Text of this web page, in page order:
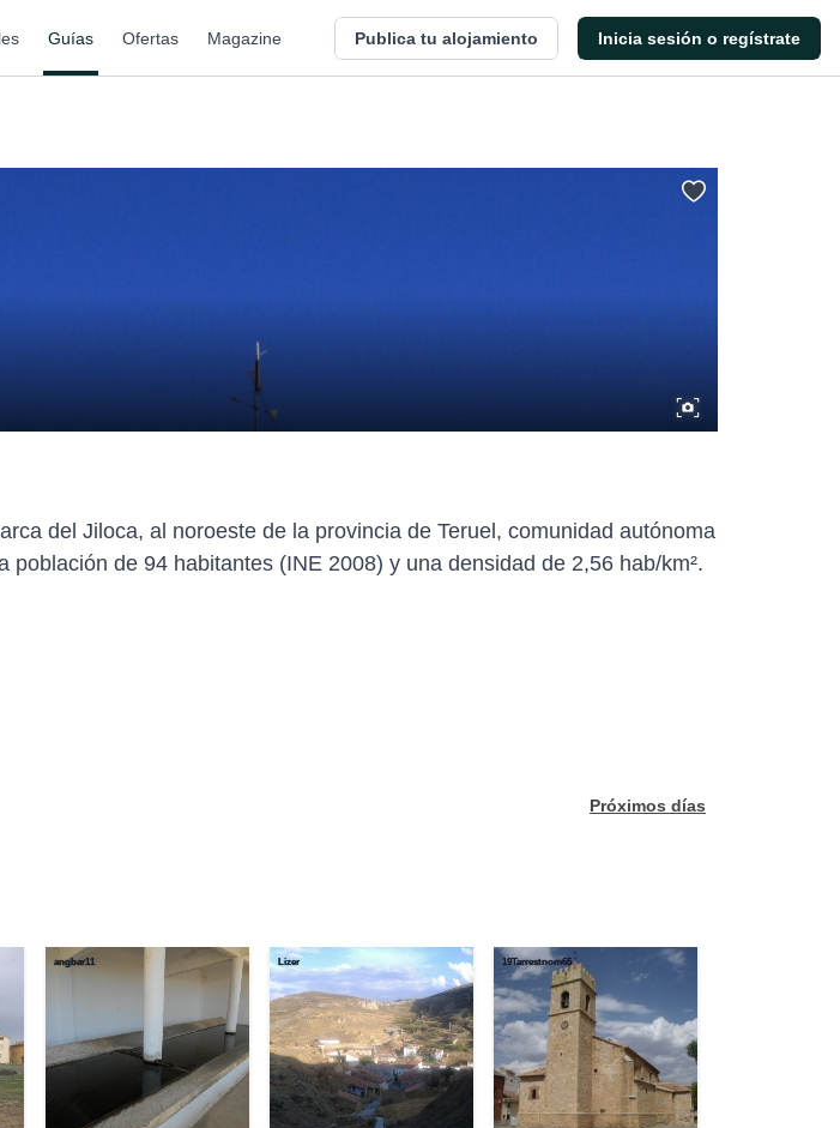
Guías Ofertas Magazine Publica tu alojamiento Inicia sesión o regístrate
del Jiloca, al noroeste de la provincia de Teruel, comunidad autónoma
de 94 habitantes (INE 2008) y una densidad de 2,56 hab/km².
Próximos días
angbar11 Lizer 19Tarrestnom65